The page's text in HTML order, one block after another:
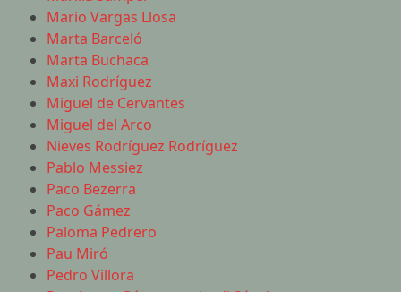
Mario Vargas Llosa
Marta Barceló
Marta Buchaca
Maxi Rodríguez
Miguel de Cervantes
Miguel del Arco
Nieves Rodríguez Rodríguez
Pablo Messiez
Paco Bezerra
Paco Gámez
Paloma Pedrero
Pau Miró
Pedro Villora